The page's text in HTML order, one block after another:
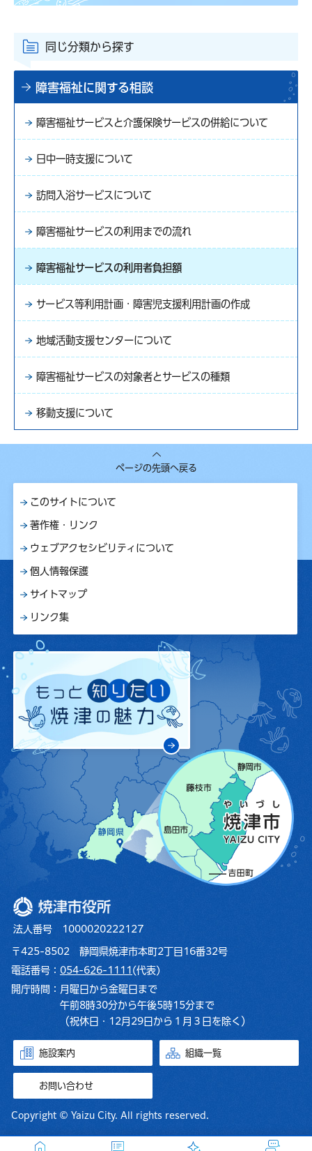
同じ分類から探す
障害福祉に関する相談
障害福祉サービスと介護保険サービスの併給について
日中一時支援について
訪問入浴サービスについて
障害福祉サービスの利用までの流れ
障害福祉サービスの利用者負担額
サービス等利用計画・障害児支援利用計画の作成
地域活動支援センターについて
障害福祉サービスの対象者とサービスの種類
移動支援について
ページの先頭へ戻る
このサイトについて
著作権・リンク
ウェブアクセシビリティについて
個人情報保護
サイトマップ
リンク集
焼津市役所
法人番号 1000020222127
〒425-8502 静岡県焼津市本町2丁目16番32号
電話番号： 054-626-1111 (代表)
開庁時間： 月曜日から金曜日まで
午前8時30分から午後5時15分まで
（祝休日・12月29日から１月３日を除く）
施設案内 組織一覧
お問い合わせ
Copyright © Yaizu City. All rights reserved.